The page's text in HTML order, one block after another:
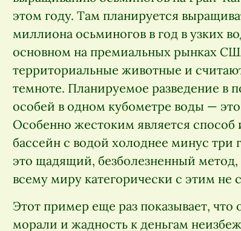
этом году. Там планируется
миллиона осьминогов в год в узких
основном на премиальных рынках
территориальные животные и
темноте. Планируемое разведение в
особей в одном кубометре воды —
Особенно жестоким является
бассейн с водой холоднее минус три
это щадящий, безболезненный
всему миру категорически с этим не
Этот пример еще раз показывает, что
морали и жадность к деньгам